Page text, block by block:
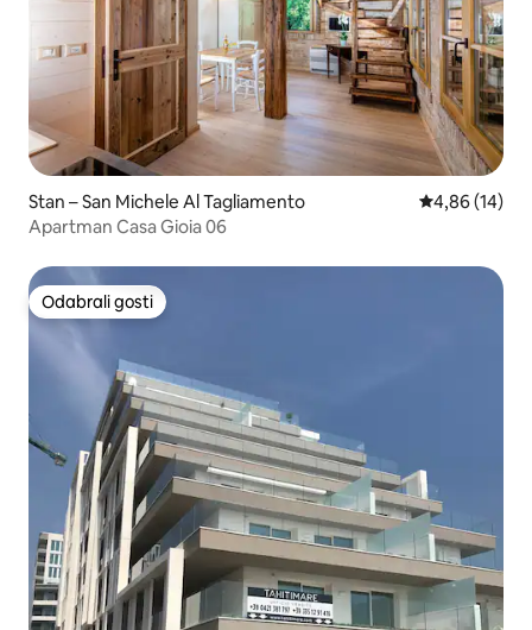
Stan – San Michele Al Tagliamento Prosječna
4,86 (14)
Apartman Casa Gioia 06
Odabrali gosti
Odabrali gosti